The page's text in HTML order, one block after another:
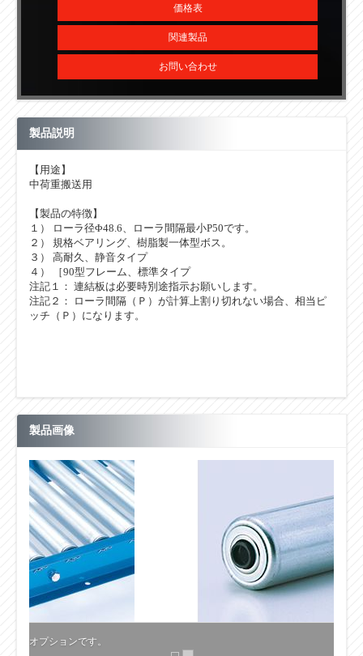
価格表
関連製品
お問い合わせ
製品説明
【用途】
中荷重搬送用
【製品の特徴】
１） ローラ径Φ48.6、ローラ間隔最小P50です。
２） 規格ベアリング、樹脂製一体型ボス。
３） 高耐久、静音タイプ
４） ［90型フレーム、標準タイプ
注記１： 連結板は必要時別途指示お願いします。
注記２： ローラ間隔（Ｐ）が計算上割り切れない場合、相当ピ
ッチ（Ｐ）になります。
製品画像